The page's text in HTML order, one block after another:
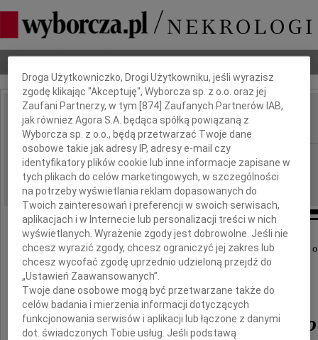
Nekrologi
IMIĘ I NAZWISKO: Marek Karakulski
REGION: Szczecin
DATA EMISJI: 05.04.2011
Z głębokim żalem i smutkiem przyjęliśmy wiadomość
w dniu 4 kwietnia 2011 roku
Marka Karakulskiego
Dbamy o Twoją prywatność
Droga Użytkowniczko, Drogi Użytkowniku, jeśli wyrazisz
zgodę klikając "Akceptuję", Wyborcza sp. z o.o. oraz jej
Zaufani Partnerzy, w tym [874 ] Zaufanych Partnerów IAB,
jak również Agora S.A. będąca spółką powiązaną z
Wyborcza sp. z o.o., będą przetwarzać Twoje dane
osobowe takie jak adresy IP, adresy e-mail czy
identyfikatory plików cookie lub inne informacje zapisane w
tych plikach do celów marketingowych, w szczególności
na potrzeby wyświetlania reklam dopasowanych do
Twoich zainteresowań i preferencji w swoich serwisach,
aplikacjach i w Internecie lub personalizacji treści w nich
wyświetlanych. Wyrażenie zgody jest dobrowolne. Jeśli nie
chcesz wyrazić zgody, chcesz ograniczyć jej zakres lub
chcesz wycofać zgodę uprzednio udzieloną przejdź do
„Ustawień Zaawansowanych”.
Twoje dane osobowe mogą być przetwarzane także do
celów badania i mierzenia informacji dotyczących
funkcjonowania serwisów i aplikacji lub łączone z danymi
dot. świadczonych Tobie usług. Jeśli podstawą